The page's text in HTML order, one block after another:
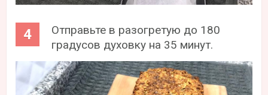
Отправьте в разогретую до 180
градусов духовку на 35 минут.